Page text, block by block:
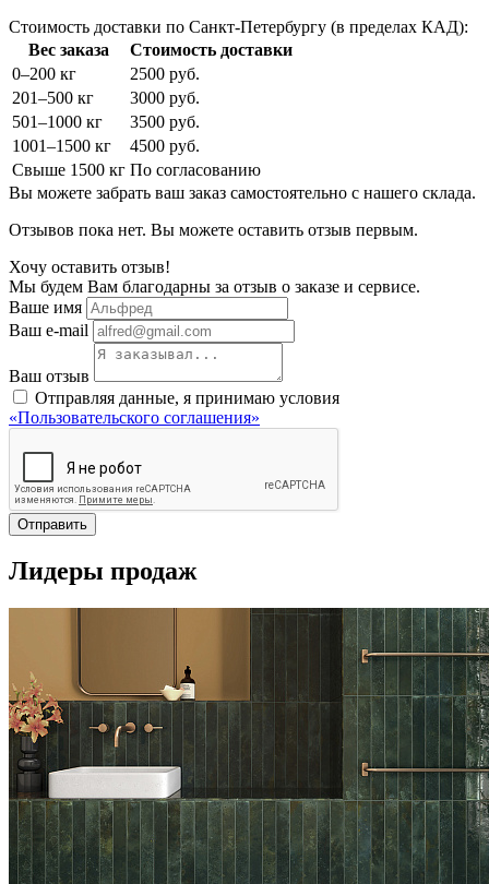
Стоимость доставки по Санкт-Петербургу (в пределах КАД):
Вес заказа
Стоимость доставки
0–200 кг
2500 руб.
201–500 кг
3000 руб.
501–1000 кг
3500 руб.
1001–1500 кг
4500 руб.
Свыше 1500 кг По согласованию
Вы можете забрать ваш заказ самостоятельно с нашего склада.
Отзывов пока нет. Вы можете оставить отзыв первым.
Хочу оставить отзыв!
Мы будем Вам благодарны за отзыв о заказе и сервисе.
Ваше имя
Ваш e-mail
Ваш отзыв
Отправляя данные, я принимаю условия
«Пользовательского соглашения»
Отправить
Лидеры продаж